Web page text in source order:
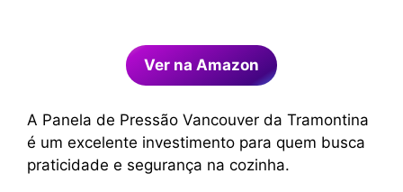
Ver na Amazon
A Panela de Pressão Vancouver da Tramontina
é um excelente investimento para quem busca
praticidade e segurança na cozinha.